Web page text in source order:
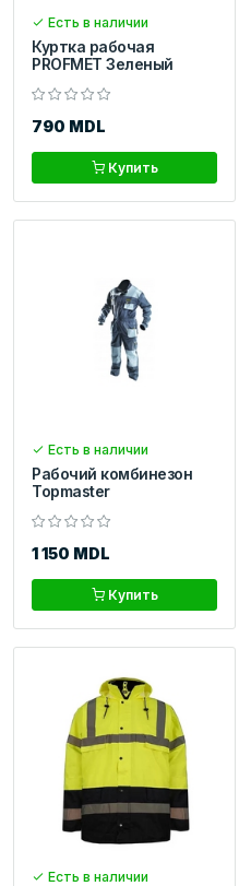
Есть в наличии
Куртка рабочая
PROFMET Зеленый
790 MDL
Купить
Есть в наличии
Рабочий комбинезон
Topmaster
1 150 MDL
Купить
Есть в наличии